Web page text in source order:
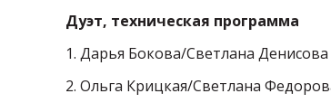
Дуэт, техническая программа
1. Дарья Бокова/Светлана
2. Ольга Крицкая/Светлана